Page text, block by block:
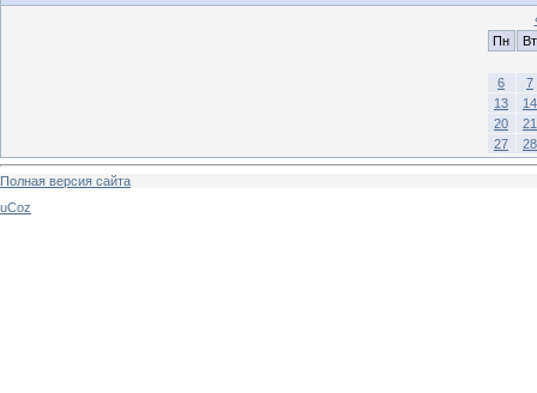
Пн
Вт
6
7
13
14
20
21
27
28
Полная версия сайта
uCoz